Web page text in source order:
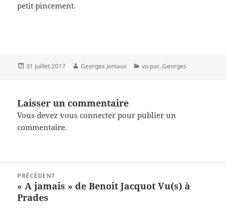
petit pincement.
Publié
31 juillet 2017 Auteur
Georges Joniaux Catégories
vu par...Georges
Laisser un commentaire
Vous devezvous connecter pour publier un
commentaire.
l’article
PRÉCÉDENT
Article
précédent :
« A jamais » de Benoit Jacquot Vu(s) à
Prades